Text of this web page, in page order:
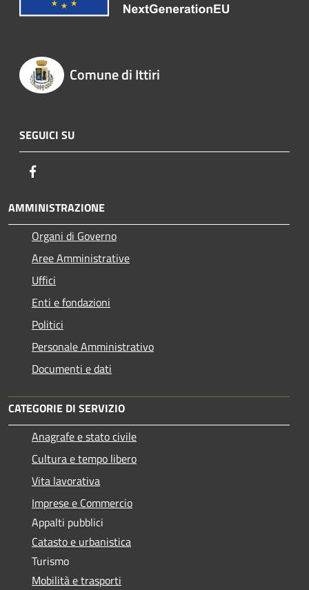
Comune di Ittiri
SEGUICI SU
AMMINISTRAZIONE
Organi di Governo
Aree Amministrative
Uffici
Enti e fondazioni
Politici
Personale Amministrativo
Documenti e dati
CATEGORIE DI SERVIZIO
Anagrafe e stato civile
Cultura e tempo libero
Vita lavorativa
Imprese e Commercio
Appalti pubblici
Catasto e urbanistica
Turismo
Mobilità e trasporti